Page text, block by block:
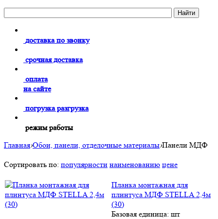
доставка по звонку
срочная доставка
оплата
на сайте
погрузка разгрузка
режим работы
Главная›Обои, панели, отделочные материалы›Панели МДФ
Сортировать по: популярности наименованию цене
Планка монтажная для
плинтуса МДФ STELLA 2,4м
(30)
Базовая единица: шт